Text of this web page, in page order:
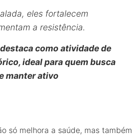
eles fortalecem
a resistência.
como atividade de
ideal para quem busca
manter ativo
só melhora a saúde, mas também